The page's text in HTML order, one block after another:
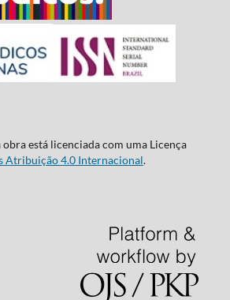
obra está licenciada com uma Licença
Atribuição 4.0 Internacional.